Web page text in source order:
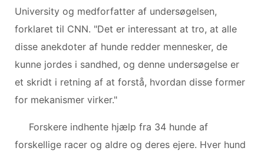
University og medforfatter af undersøgelsen,
forklaret til CNN. "Det er interessant at tro, at alle
disse anekdoter af hunde redder mennesker, de
kunne jordes i sandhed, og denne undersøgelse er
et skridt i retning af at forstå, hvordan disse former
for mekanismer virker."
Forskere indhente hjælp fra 34 hunde af
forskellige racer og aldre og deres ejere. Hver hund